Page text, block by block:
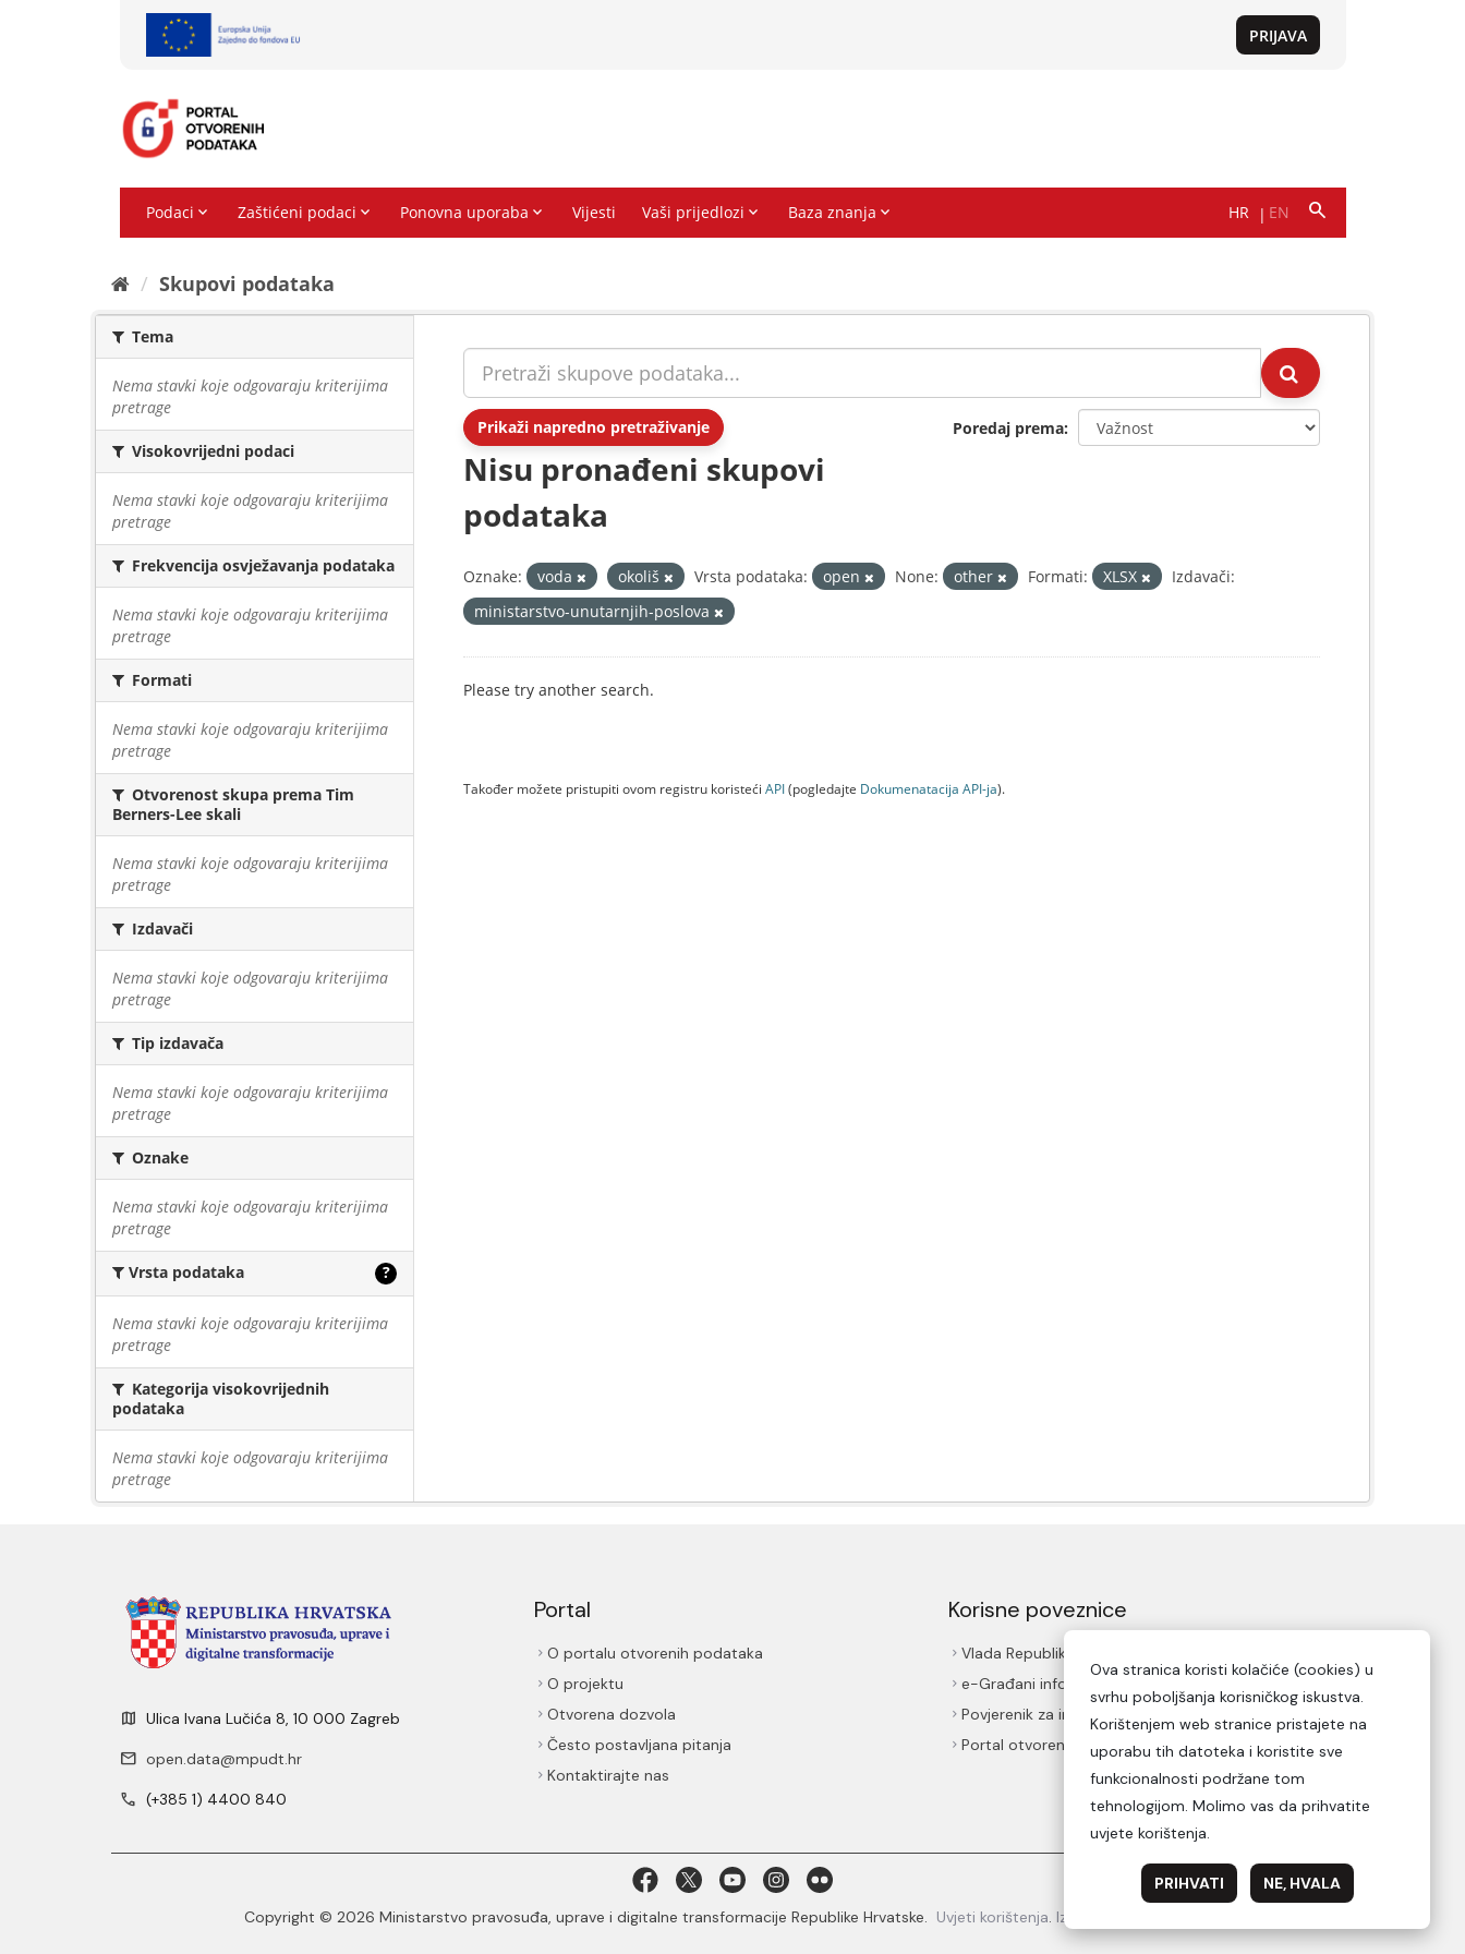
Skupovi podаtаkа
Tema
Nema stavki koje odgovaraju kriterijima
pretrage
Visokovrijedni podaci
Nema stavki koje odgovaraju kriterijima
pretrage
Frekvencija osvježavanja podataka
Nema stavki koje odgovaraju kriterijima
pretrage
Formati
Nema stavki koje odgovaraju kriterijima
pretrage
Otvorenost skupa prema Tim
Berners-Lee skali
Nema stavki koje odgovaraju kriterijima
pretrage
Izdavači
Nema stavki koje odgovaraju kriterijima
pretrage
Tip izdavača
Nema stavki koje odgovaraju kriterijima
pretrage
Oznake
Nema stavki koje odgovaraju kriterijima
pretrage
Vrsta podataka ?
Nema stavki koje odgovaraju kriterijima
pretrage
Kategorija visokovrijednih
podataka
Nema stavki koje odgovaraju kriterijima
pretrage
Prikaži napredno pretraživanje Poredaj prema
Nisu pronađeni skupovi
podataka
Oznake: voda okoliš Vrsta podataka: open None: other Formati: XLSX
Izdavači:
ministarstvo-unutarnjih-poslova
Please try another search.
Također možete pristupiti ovom registru koristeći API(pogledajte Dokumenаtаcijа API-jа).